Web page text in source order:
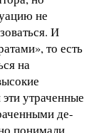
не
И
то есть
на
утраченные
де-
понимали,